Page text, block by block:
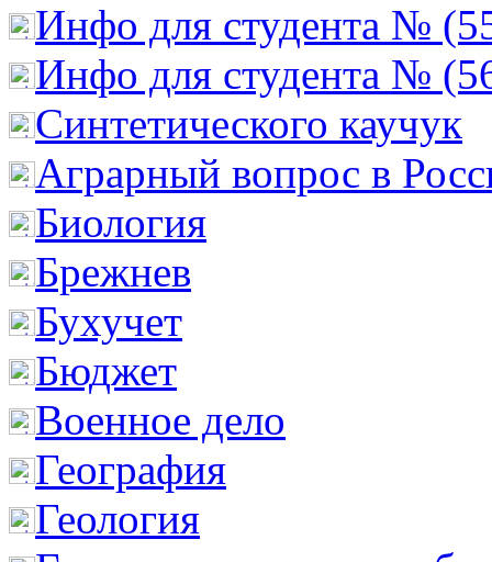
Инфо для студента №
Инфо для студента №
Cинтетического каучук
Аграрный вопрос в
Биология
Брежнев
Бухучет
Бюджет
Военное дело
География
Геология